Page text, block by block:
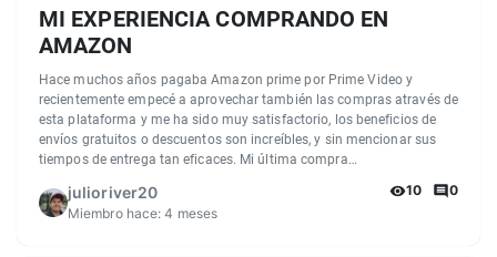
MI EXPERIENCIA COMPRANDO EN
AMAZON
Hace muchos años pagaba Amazon prime por Prime Video y
recientemente empecé a aprovechar también las compras através de
esta plataforma y me ha sido muy satisfactorio, los beneficios de
envíos gratuitos o descuentos son increíbles, y sin mencionar sus
tiempos de entrega tan eficaces. Mi última compra…
julioriver20
Miembro hace:4 meses
10 0